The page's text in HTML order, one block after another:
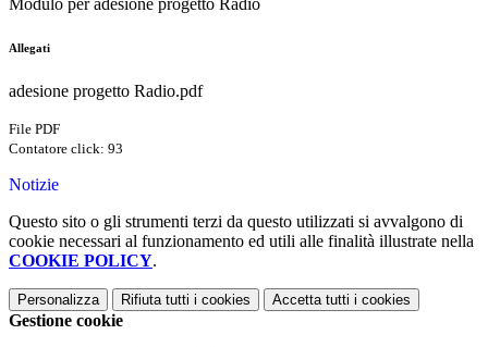
Modulo per adesione progetto Radio
Allegati
adesione progetto Radio.pdf
File PDF
Contatore click: 93
Notizie
Questo sito o gli strumenti terzi da questo utilizzati si avvalgono di
cookie necessari al funzionamento ed utili alle finalità illustrate nella
COOKIE POLICY.
Personalizza Rifiuta tutti i cookies Accetta tutti i cookies
Gestione cookie